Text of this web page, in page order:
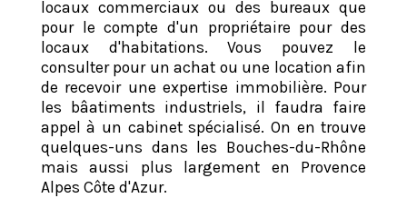
locaux commerciaux ou des bureaux que
pour le compte d'un propriétaire pour des
locaux d'habitations. Vous pouvez le
consulter pour un achat ou une location afin
de recevoir une expertise immobilière. Pour
les bâatiments industriels, il faudra faire
appel à un cabinet spécialisé. On en trouve
quelques-uns dans les Bouches-du-Rhône
mais aussi plus largement en Provence
Alpes Côte d'Azur.